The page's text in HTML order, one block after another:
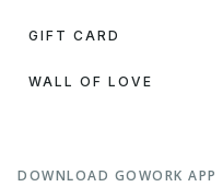
GIFT CARD
WALL OF LOVE
DOWNLOAD GOWORK APP